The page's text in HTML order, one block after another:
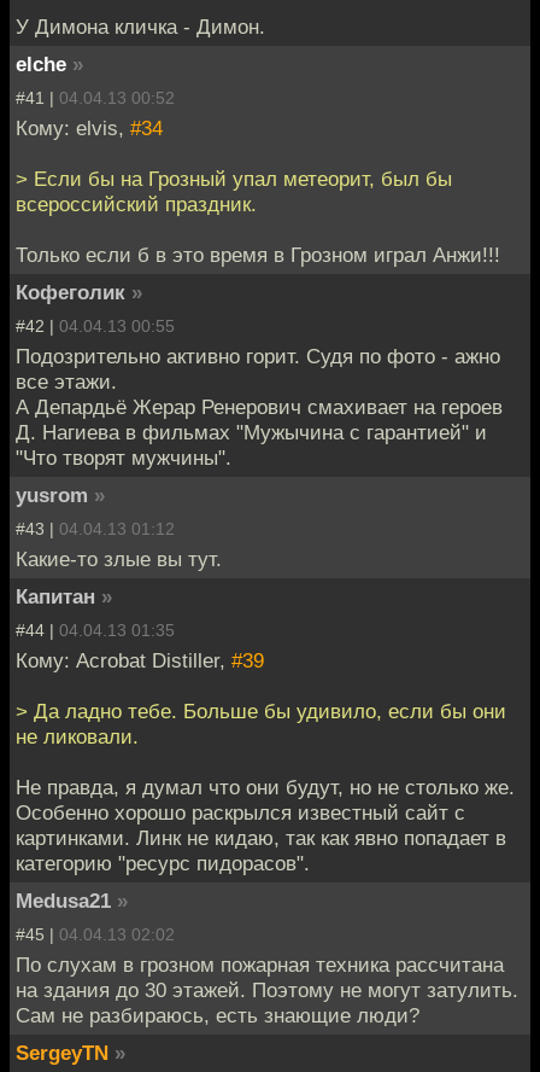
У Димона кличка - Димон.
elche »
#41 | 04.04.13 00:52
Кому: elvis, #34
> Если бы на Грозный упал метеорит, был бы
всероссийский праздник.
Только если б в это время в Грозном играл Анжи!!!
Кофеголик »
#42 | 04.04.13 00:55
Подозрительно активно горит. Судя по фото - ажно
все этажи.
А Депардьё Жерар Ренерович смахивает на героев
Д. Нагиева в фильмах "Мужычина с гарантией" и
"Что творят мужчины".
yusrom »
#43 | 04.04.13 01:12
Какие-то злые вы тут.
Капитан »
#44 | 04.04.13 01:35
Кому: Acrobat Distiller, #39
> Да ладно тебе. Больше бы удивило, если бы они
не ликовали.
Не правда, я думал что они будут, но не столько же.
Особенно хорошо раскрылся известный сайт с
картинками. Линк не кидаю, так как явно попадает в
категорию "ресурс пидорасов".
Medusa21 »
#45 | 04.04.13 02:02
По слухам в грозном пожарная техника рассчитана
на здания до 30 этажей. Поэтому не могут затулить.
Сам не разбираюсь, есть знающие люди?
SergeyTN »